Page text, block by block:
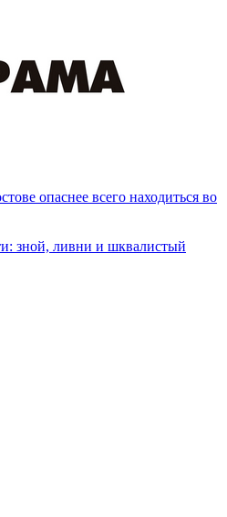
опаснее всего находиться во
зной, ливни и шквалистый